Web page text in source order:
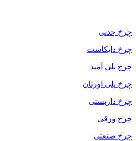
چرخ چدنی
چرخ دایکاست
چرخ پلی آمید
چرخ پلی اورتان
چرخ داربستی
چرخ ورقی
چرخ صنعتی